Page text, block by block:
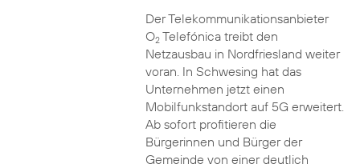
Der Telekommunikationsanbieter
O2Telefónica treibt den
Netzausbau in Nordfriesland weiter
voran. In Schwesing hat das
Unternehmen jetzt einen
Mobilfunkstandort auf 5G erweitert.
Ab sofort profitieren die
Bürgerinnen und Bürger der
Gemeinde von einer deutlich